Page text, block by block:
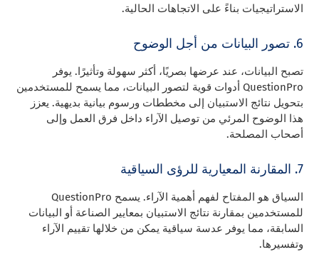
الاستراتيجيات بناءً على الاتجاهات الحالية.
6. تصور البيانات من أجل الوضوح
تصبح البيانات، عند عرضها بصريًا، أكثر سهولة وتأثيرًا. يوفر
QuestionPro أدوات قوية لتصور البيانات، مما يسمح للمستخدمين
بتحويل نتائج الاستبيان إلى مخططات ورسوم بيانية بديهية. يعزز
هذا الوضوح المرئي من توصيل الآراء داخل فرق العمل وإلى
أصحاب المصلحة.
7. المقارنة المعيارية للرؤى السياقية
السياق هو المفتاح لفهم أهمية الآراء. يسمح QuestionPro
للمستخدمين بمقارنة نتائج الاستبيان بمعايير الصناعة أو البيانات
السابقة، مما يوفر عدسة سياقية يمكن من خلالها تقييم الآراء
وتفسيرها.